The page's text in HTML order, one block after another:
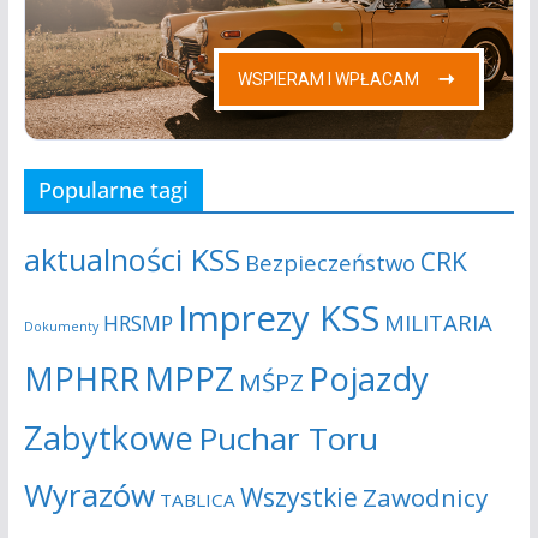
Popularne tagi
aktualności KSS Bezpieczeństwo CRK
Dokumenty HRSMP Imprezy KSS MILITARIA
MPHRRMPPZ MŚPZ Pojazdy
Zabytkowe Puchar Toru
Wyrazów TABLICA Wszystkie Zawodnicy